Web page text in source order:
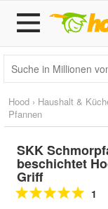
Hood › Haushalt &
Pfannen
SKK
beschichtet
Griff
1